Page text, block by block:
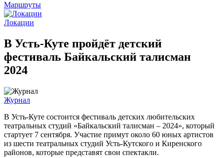
Маршруты
Локации
В Усть-Куте пройдёт детский
фестиваль Байкальский талисман
2024
Журнал
В Усть-Куте состоится фестиваль детских любительских
театральных студий «Байкальский талисман – 2024», который
стартует 7 сентября. Участие примут около 60 юных артистов
из шести театральных студий Усть-Кутского и Киренского
районов, которые представят свои спектакли.